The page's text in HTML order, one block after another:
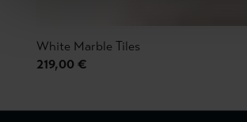
White Marble Tiles
219,00 €